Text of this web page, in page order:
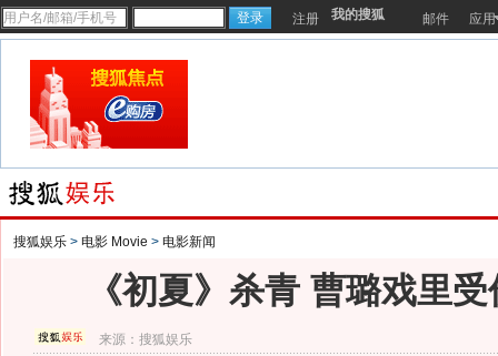
注册 我的搜狐 邮件 应用
搜狐娱乐 > 电影 Movie > 电影新闻
《初夏》杀青 曹璐戏里
来源：搜狐娱乐